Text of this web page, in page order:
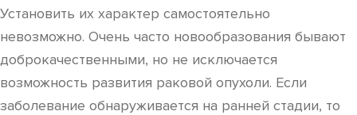
Установить их характер самостоятельно
невозможно. Очень часто новообразования бывают
доброкачественными, но не исключается
возможность развития раковой опухоли. Если
заболевание обнаруживается на ранней стадии, то